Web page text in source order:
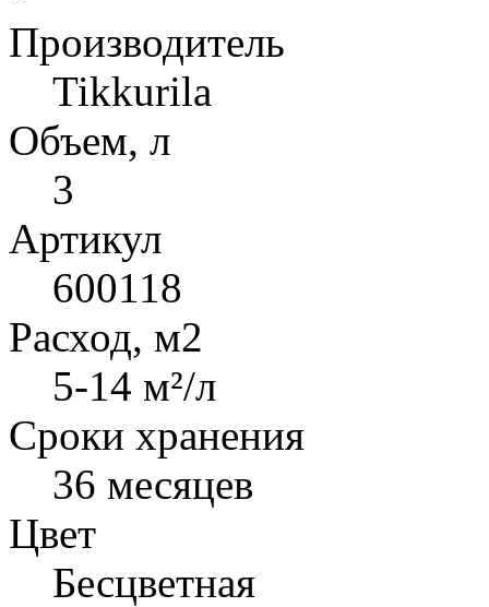
Производитель
Tikkurila
Объем, л
3
Артикул
600118
Расход, м2
5-14 м²/л
Сроки хранения
36 месяцев
Цвет
Бесцветная